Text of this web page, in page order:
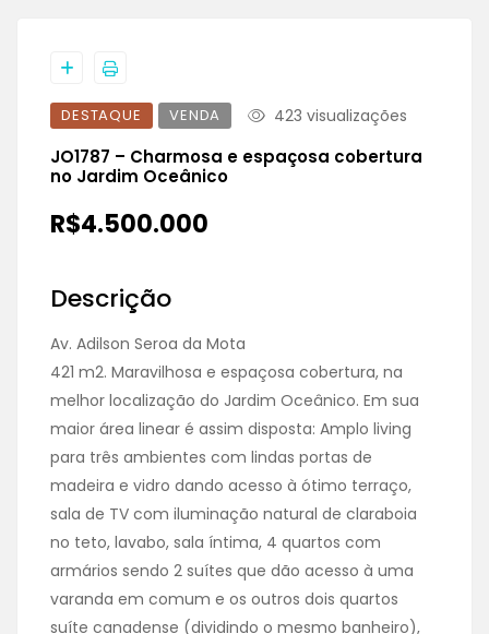
DESTAQUE VENDA 423 visualizações
JO1787 – Charmosa e espaçosa cobertura
no Jardim Oceânico
R$4.500.000
Descrição
Av. Adilson Seroa da Mota
421 m2. Maravilhosa e espaçosa cobertura, na
melhor localização do Jardim Oceânico. Em sua
maior área linear é assim disposta: Amplo living
para três ambientes com lindas portas de
madeira e vidro dando acesso à ótimo terraço,
sala de TV com iluminação natural de claraboia
no teto, lavabo, sala íntima, 4 quartos com
armários sendo 2 suítes que dão acesso à uma
varanda em comum e os outros dois quartos
suíte canadense (dividindo o mesmo banheiro),